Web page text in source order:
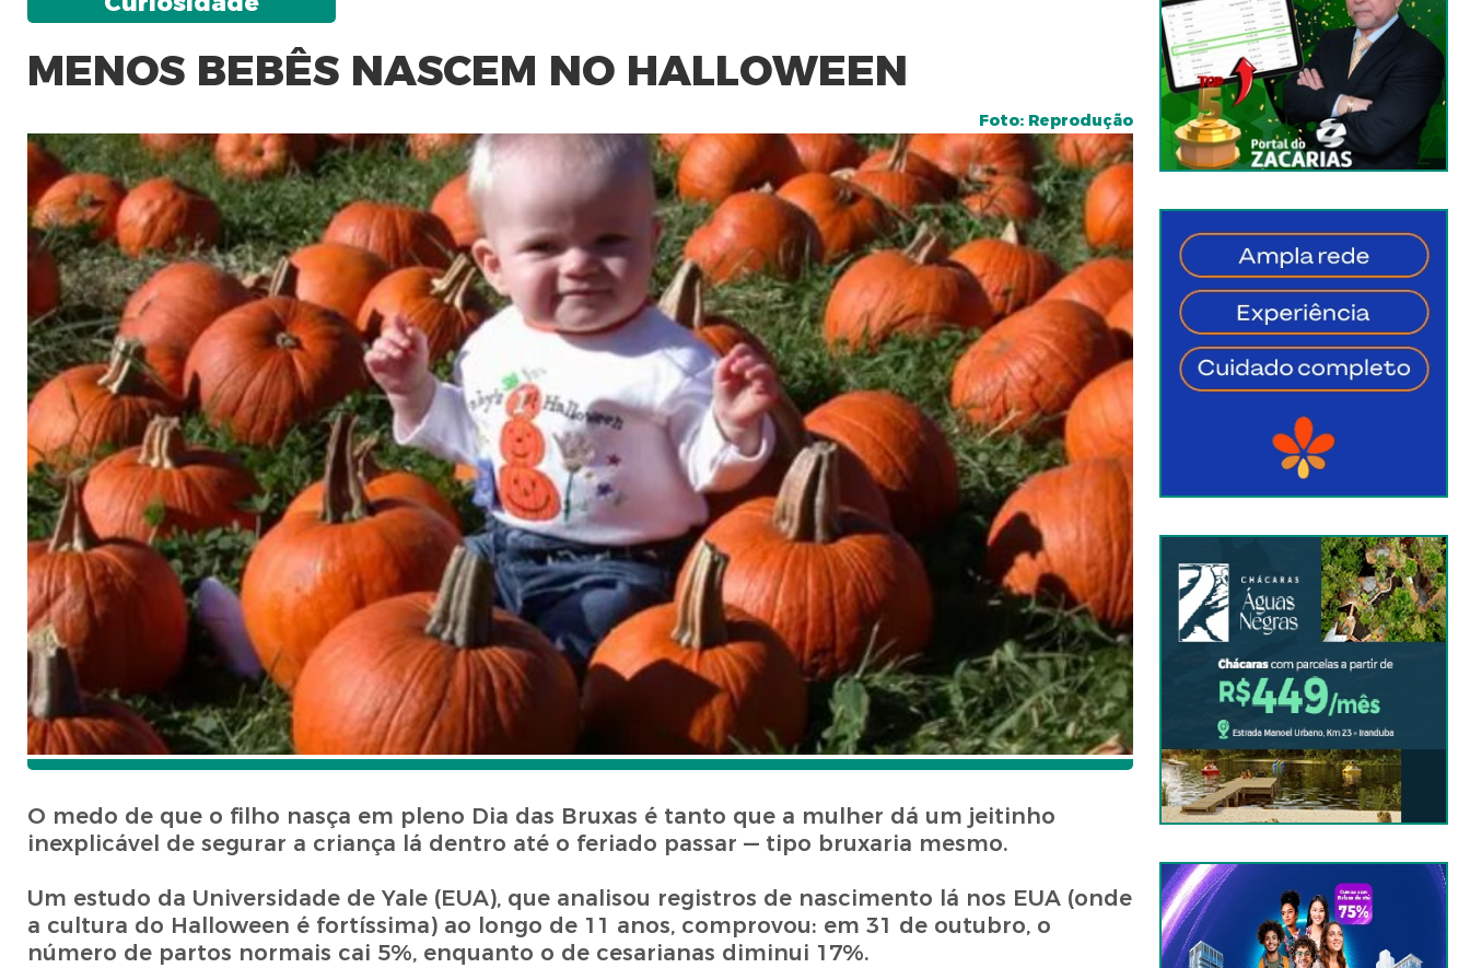
MENOS BEBÊS NASCEM NO HALLOWEEN
Foto: Reprodução
O medo de que o filho nasça em pleno Dia das Bruxas é tanto que a mulher dá um jeitinho
inexplicável de segurar a criança lá dentro até o feriado passar — tipo bruxaria mesmo.
Um estudo da Universidade de Yale (EUA), que analisou registros de nascimento lá nos EUA (onde
a cultura do Halloween é fortíssima) ao longo de 11 anos, comprovou: em 31 de outubro, o
número de partos normais cai 5%, enquanto o de cesarianas diminui 17%.